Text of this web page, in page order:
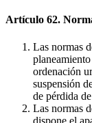
Artículo 62.
Las normas
ordenación
suspensión
de pérdida
Las normas
dispone el